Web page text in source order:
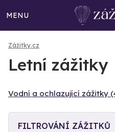
MENU
Zážitky.cz
Letní zážitky
Vodní a ochlazující zážitky
FILTROVÁNÍ ZÁŽITKŮ